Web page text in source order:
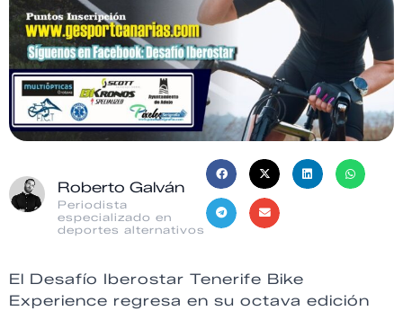
Roberto Galván
Periodista
especializado en
deportes alternativos
El Desafío Iberostar Tenerife Bike
Experience regresa en su octava edición